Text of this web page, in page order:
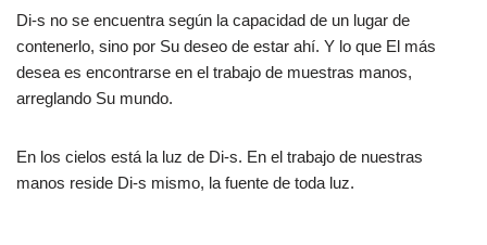
Di-s no se encuentra según la capacidad de un lugar de
contenerlo, sino por Su deseo de estar ahí. Y lo que El más
desea es encontrarse en el trabajo de muestras manos,
arreglando Su mundo.
En los cielos está la luz de Di-s. En el trabajo de nuestras
manos reside Di-s mismo, la fuente de toda luz.